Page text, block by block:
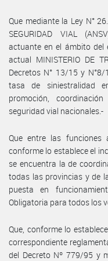
Que mediante la Ley N°
SEGURIDAD VIAL
actuante en el ámbito del
actual MINISTERIO DE
Decretos N° 13/15 y
tasa de siniestralidad
promoción,
seguridad vial nacionales.-
Que entre las funciones
conforme lo establece el
se encuentra la de
todas las provincias y de
puesta en
Obligatoria para todos los
Que, conforme lo
correspondiente
del Decreto Nº 779/95 y